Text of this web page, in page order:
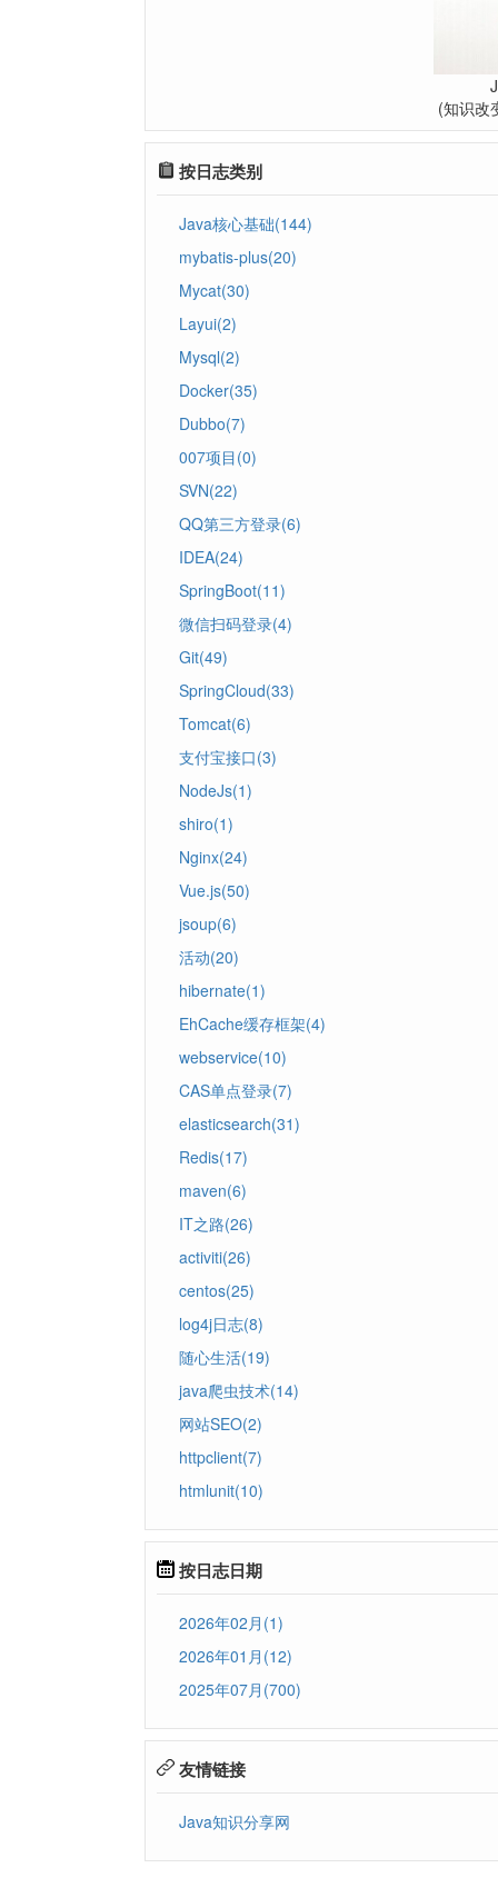
(知识改
按日志类别
Java核心基础(144)
mybatis-plus(20)
Mycat(30)
Layui(2)
Mysql(2)
Docker(35)
Dubbo(7)
007项目(0)
SVN(22)
QQ第三方登录(6)
IDEA(24)
SpringBoot(11)
微信扫码登录(4)
Git(49)
SpringCloud(33)
Tomcat(6)
支付宝接口(3)
NodeJs(1)
shiro(1)
Nginx(24)
Vue.js(50)
jsoup(6)
活动(20)
hibernate(1)
EhCache缓存框架(4)
webservice(10)
CAS单点登录(7)
elasticsearch(31)
Redis(17)
maven(6)
IT之路(26)
activiti(26)
centos(25)
log4j日志(8)
随心生活(19)
java爬虫技术(14)
网站SEO(2)
httpclient(7)
htmlunit(10)
按日志日期
2026年02月(1)
2026年01月(12)
2025年07月(700)
友情链接
Java知识分享网